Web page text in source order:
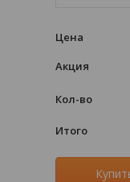
Цена
Акция
Кол-во
Итого